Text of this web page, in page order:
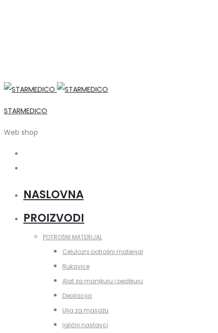
STARMEDICO
Web shop
NASLOVNA
PROIZVODI
POTROŠNI MATERIJAL
Celulozni potrošni materijal
Rukavice
Alat za manikuru i pedikuru
Depilacija
Ulja za masažu
Iglični nastavci